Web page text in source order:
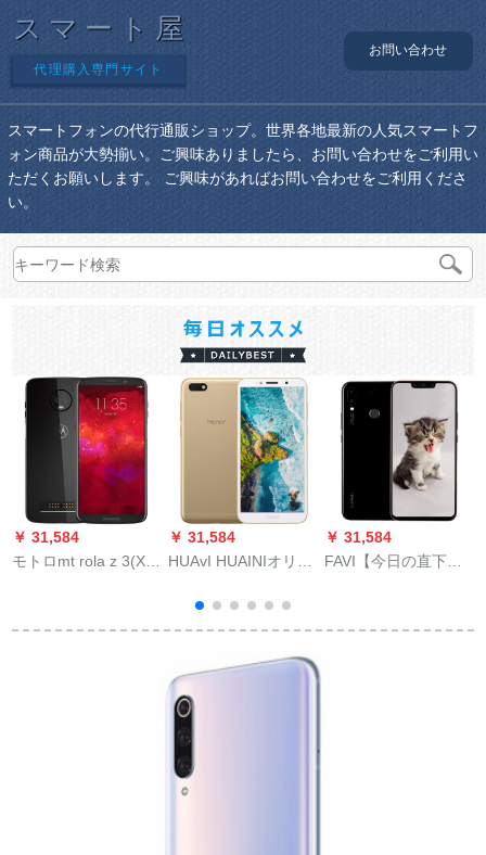
スマート屋
代理購入専門サイト
お問い合わせ
スマートフォンの代行通販ショップ。世界各地最新の人気スマートフ
ォン商品が大勢揃い。ご興味ありましたら、お問い合わせをご利用い
ただくお願いします。 ご興味があればお問い合わせをご利用くださ
い。
￥ 31,584
モトロmt rola z 3(XT
リング化4 Gスマフ4
￥ 31,584
HUAvI HUAINIオリエ
リー高齢者ゴアルド
(2 G+16 G)
￥ 31,584
FAVI【今日の直下】
アイプチ版ブレット4